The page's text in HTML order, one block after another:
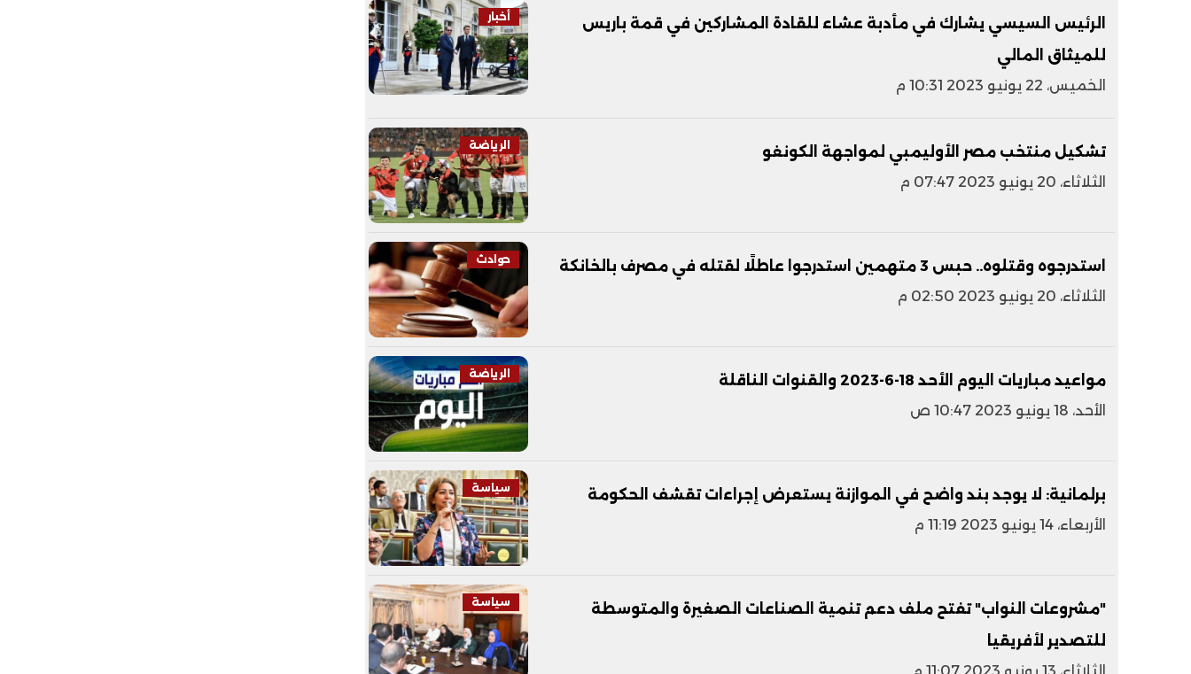
أخبار
الرئيس السيسي يشارك في مأدبة عشاء للقادة المشاركين في قمة باريس
للميثاق المالي
الخميس، 22 يونيو 2023 10:31 م
الرياضة
تشكيل منتخب مصر الأوليمبي لمواجهة الكونغو
الثلاثاء، 20 يونيو 2023 07:47 م
حوادث
استدرجوه وقتلوه.. حبس 3 متهمين استدرجوا عاطلًا لقتله في مصرف بالخانكة
الثلاثاء، 20 يونيو 2023 02:50 م
الرياضة
مواعيد مباريات اليوم الأحد 18-6-2023 والقنوات الناقلة
الأحد، 18 يونيو 2023 10:47 ص
سياسة
برلمانية: لا يوجد بند واضح في الموازنة يستعرض إجراءات تقشف الحكومة
الأربعاء، 14 يونيو 2023 11:19 م
سياسة
"مشروعات النواب" تفتح ملف دعم تنمية الصناعات الصغيرة والمتوسطة
للتصدير لأفريقيا